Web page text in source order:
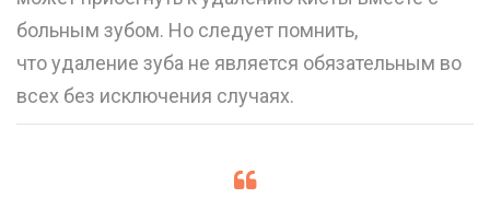
больным зубом. Но следует помнить,
чтоудаление зуба не является обязательным во
всех без исключения случаях.